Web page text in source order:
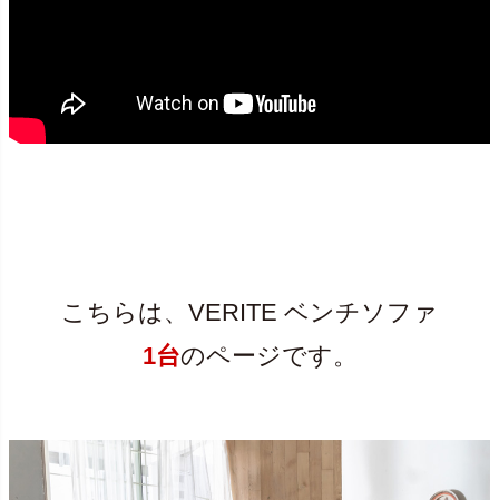
こちらは、VERITE ベンチソファ
1台のページです。